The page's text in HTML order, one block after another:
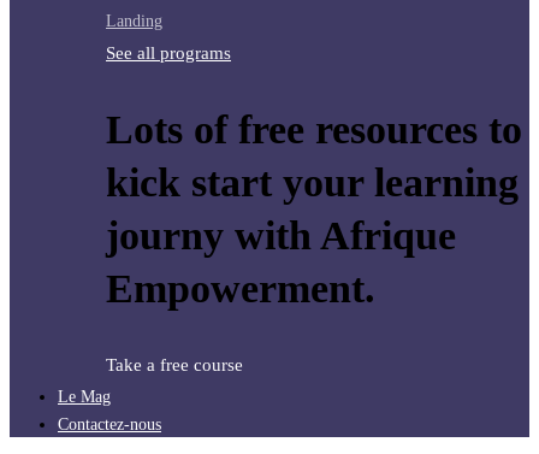
Landing
See all programs
Lots of free resources to
kick start your learning
journy with Afrique
Empowerment.
Take a free course
Le Mag
Contactez-nous